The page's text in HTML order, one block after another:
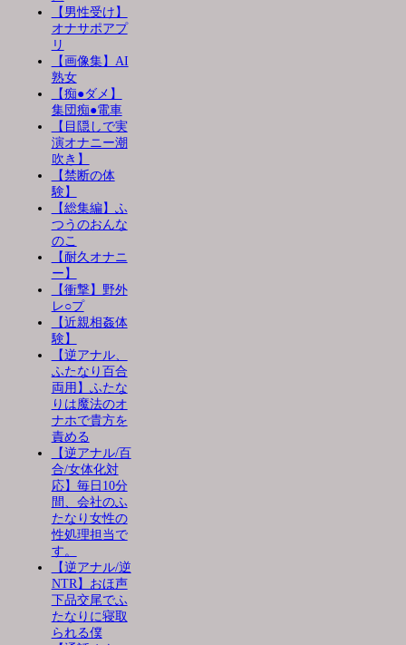
【男性受け】
オナサポアプ
リ
【画像集】AI
熟女
【痴●ダメ】
集団痴●電車
【目隠しで実
演オナニー潮
吹き】
【禁断の体
験】
【総集編】ふ
つうのおんな
のこ
【耐久オナニ
ー】
【衝撃】野外
レ○プ
【近親相姦体
験】
【逆アナル、
ふたなり百合
両用】ふたな
りは魔法のオ
ナホで貴方を
責める
【逆アナル/百
合/女体化対
応】毎日10分
間、会社のふ
たなり女性の
性処理担当で
す。
【逆アナル/逆
NTR】おほ声
下品交尾でふ
たなりに寝取
られる僕